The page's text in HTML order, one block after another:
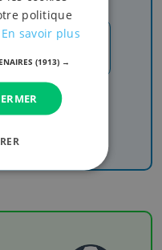
ne rien manquer
émissions
politique
En savoir plus
(1913) →